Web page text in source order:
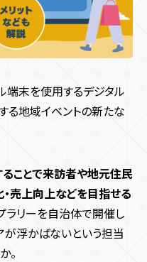
策 店舗誘引 EC誘引
アプリキャンペーン
ション
冬キャンペーン
サービス・ブランドサイト
ペーンサイト
決済機能
プログラミング
行 インバウンド
ーム業界 マスブランド
ルサイネージ SNS
料
せ
端末を使用するデジタル
る地域イベントの新たな
ことで来訪者や地元住民
売上向上などを目指せる
ラリーを自治体で開催し
が浮かばないという担当
。